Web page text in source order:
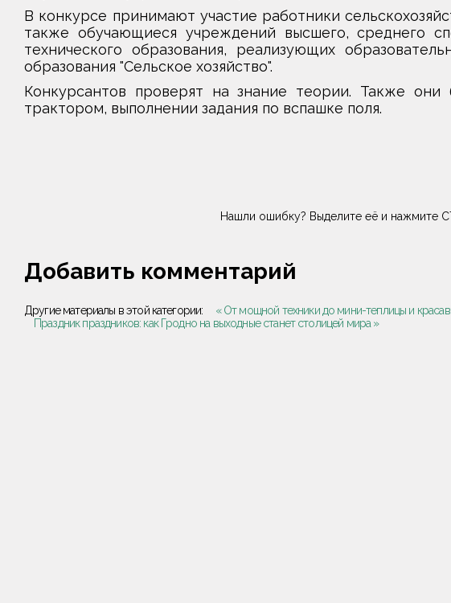
В конкурсе принимают участие работники
также обучающиеся учреждений высшего, среднего
технического образования, реализующих
образования "Сельское хозяйство".
Конкурсантов проверят на знание теории. Также они
трактором, выполнении задания по вспашке поля.
Нашли ошибку? Выделите её и нажмите
Добавить комментарий
Другие материалы в этой категории:
« От мощной техники до мини-теплицы и
Праздник праздников: как Гродно на выходные станет столицей мира »